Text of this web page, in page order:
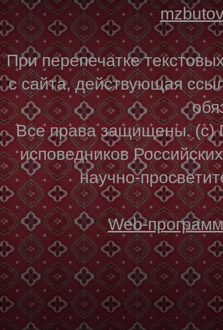
При перепечатке
с сайта, действующая
Все права защищены. (с)
исповедников
научно-
Web-